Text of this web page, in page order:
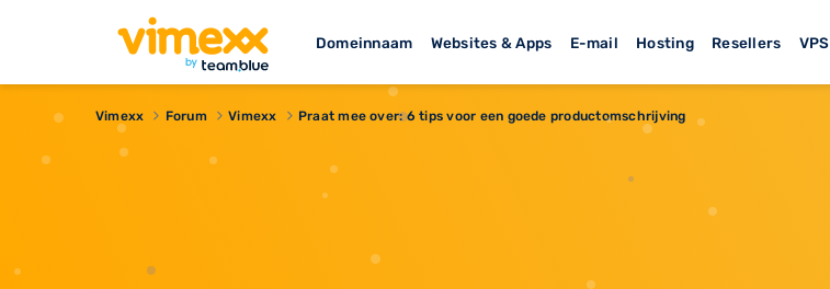
Domeinnaam Websites & Apps E-mail Hosting Resellers VPS
Vimexx Forum Vimexx Praat mee over: 6 tips voor een goede productomschrijving